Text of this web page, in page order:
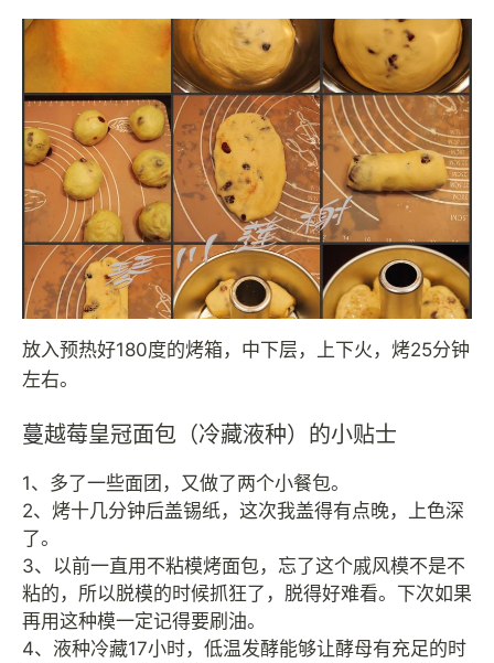
放入预热好180度的烤箱，中下层，上下火，烤25分钟
左右。
蔓越莓皇冠面包（冷藏液种）的小贴士
1、多了一些面团，又做了两个小餐包。
2、烤十几分钟后盖锡纸，这次我盖得有点晚，上色深
了。
3、以前一直用不粘模烤面包，忘了这个戚风模不是不
粘的，所以脱模的时候抓狂了，脱得好难看。下次如果
再用这种模一定记得要刷油。
4、液种冷藏17小时，低温发酵能够让酵母有充足的时